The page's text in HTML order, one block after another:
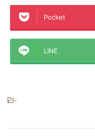
Pocket
LINE
-